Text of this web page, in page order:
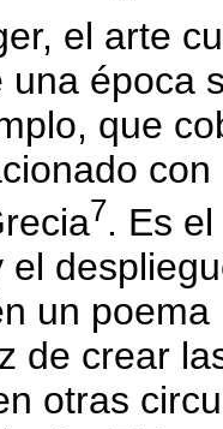
el arte
una época
que
7. Es
el
un
de crear
otras